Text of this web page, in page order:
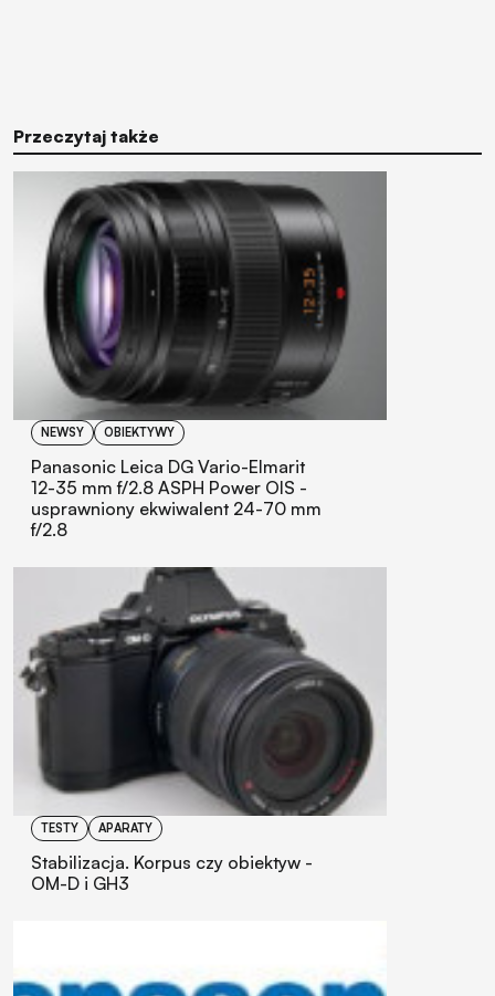
Przeczytaj także
NEWSY OBIEKTYWY
Panasonic Leica DG Vario-Elmarit
12-35 mm f/2.8 ASPH Power OIS -
usprawniony ekwiwalent 24-70 mm
f/2.8
TESTY APARATY
Stabilizacja. Korpus czy obiektyw -
OM-D i GH3